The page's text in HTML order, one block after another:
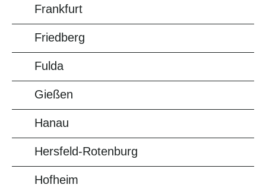
Frankfurt
Friedberg
Fulda
Gießen
Hanau
Hersfeld-Rotenburg
Hofheim